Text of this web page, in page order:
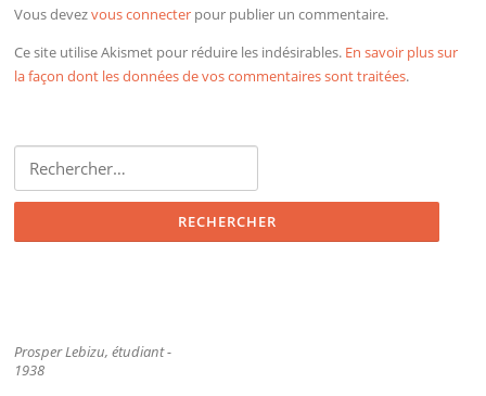
Vous devezvous connecter pour publier un commentaire.
Ce site utilise Akismet pour réduire les indésirables. En savoir plus sur
la façon dont les données de vos commentaires sont traitées.
Prosper Lebizu, étudiant -
1938